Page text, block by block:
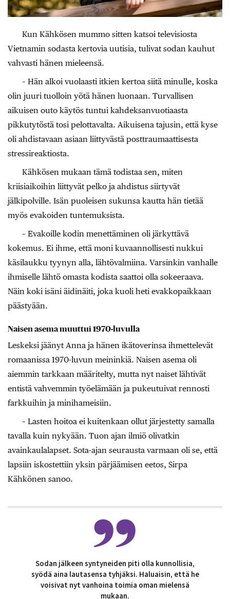
Kun Kähkösen mummo sitten katsoi televisiosta
Vietnamin sodasta kertovia uutisia, tulivat sodan kauhut
vahvasti hänen mieleensä.
– Hän alkoi vuolaasti itkien kertoa siitä minulle, koska
olin juuri tuolloin yötä hänen luonaan. Turvallisen
aikuisen outo käytös tuntui kahdeksanvuotiaasta
pikkutytöstä tosi pelottavalta. Aikuisena tajusin, että kyse
oli ahdistavaan asiaan liittyvästä posttraumaattisesta
stressireaktiosta.
Kähkösen mukaan tämä todistaa sen, miten
kriisiaikoihin liittyvät pelko ja ahdistus siirtyvät
jälkipolville. Isän puoleisen sukunsa kautta hän tietää
myös evakoiden tuntemuksista.
– Evakoille kodin menettäminen oli järkyttävä
kokemus. Ei ihme, että moni kuvaannollisesti nukkui
käsilaukku tyynyn alla, lähtövalmiina. Varsinkin vanhalle
ihmiselle lähtö omasta kodista saattoi olla sokeeraava.
Näin koki isäni äidinäiti, joka kuoli heti evakkopaikkaan
päästyään.
Naisen asema muuttui 1970-luvulla
Leskeksi jäänyt Anna ja hänen ikätoverinsa ihmettelevät
romaanissa 1970-luvun meininkiä. Naisen asema oli
aiemmin tarkkaan määritelty, mutta nyt naiset lähtivät
entistä vahvemmin työelämään ja pukeutuivat rennosti
farkkuihin ja minihameisiin.
– Lasten hoitoa ei kuitenkaan ollut järjestetty samalla
tavalla kuin nykyään. Tuon ajan ilmiö olivatkin
avainkaulalapset. Sota-ajan seurausta varmaan oli se, että
lapsiin iskostettiin yksin pärjäämisen eetos, Sirpa
Kähkönen sanoo.
Sodan jälkeen syntyneiden piti olla kunnollisia,
syödä aina lautasensa tyhjäksi. Haluaisin, että he
voisivat nyt vanhoina toimia oman mielensä
mukaan.